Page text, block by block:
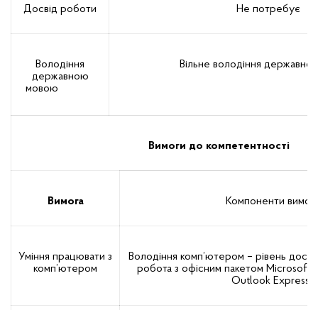
Досвід роботи Не потребує
Володіння
державною
мовою
Вільне володіння
Вимоги до компетентності
Вимога Компоненти
Уміння працювати з
комп’ютером
Володіння комп’ютером – рівень
робота з офісним пакетом Microsoft
Outlook Express).